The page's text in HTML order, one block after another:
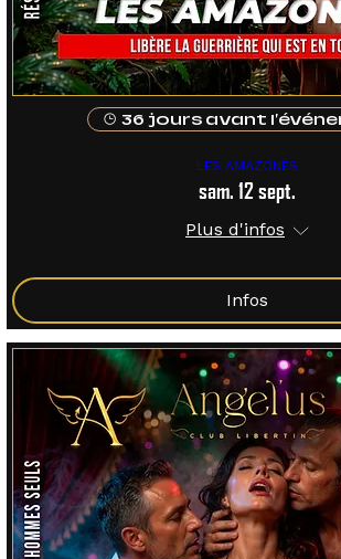
36 jours avant
LES AMAZONES
sam. 12 sept.
Plus d'infos
Infos